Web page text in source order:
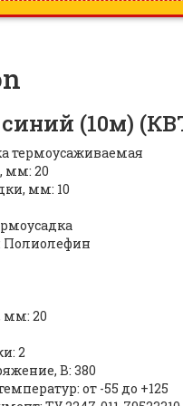
синий (10м)
термоусаживаемая
мм: 20
мм: 10
Полиолефин
20
2
В: 380
от -55 до +125